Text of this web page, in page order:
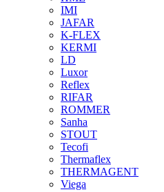
IMI
JAFAR
K-FLEX
KERMI
LD
Luxor
Reflex
RIFAR
ROMMER
Sanha
STOUT
Tecofi
Thermaflex
THERMAGENT
Viega